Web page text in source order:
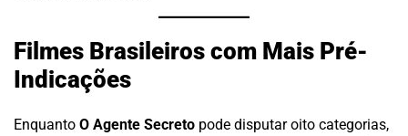
Filmes Brasileiros com Mais Pré-
Indicações
Enquanto O Agente Secreto pode disputar oito categorias,